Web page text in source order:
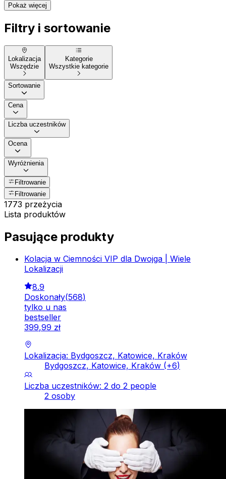
Pokaż więcej
Filtry i sortowanie
Lokalizacja
Wszędzie
Kategorie
Wszystkie kategorie
Sortowanie
Cena
Liczba uczestników
Ocena
Wyróżnienia
Filtrowanie
Filtrowanie
1773 przeżycia
Lista produktów
Pasujące produkty
Kolacja w Ciemności VIP dla Dwojga | Wiele
Lokalizacji
8.9
Doskonały(568)
tylko u nas
bestseller
399,99 zł
Lokalizacja: Bydgoszcz, Katowice, Kraków
Bydgoszcz, Katowice, Kraków (+6)
Liczba uczestników: 2 do 2 people
2 osoby